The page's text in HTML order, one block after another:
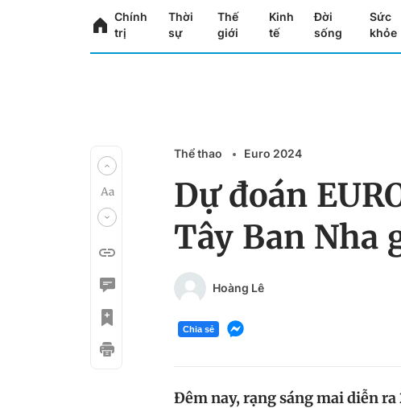
Chính
trị
Thời
sự
Thế
giới
Kinh
tế
Đời
sống
Sức
khỏe
Thể thao Euro 2024
Dự đoán
Tây Ban Nha
Hoàng Lê
Chia sẻ
Đêm nay, rạng sáng mai diễn ra